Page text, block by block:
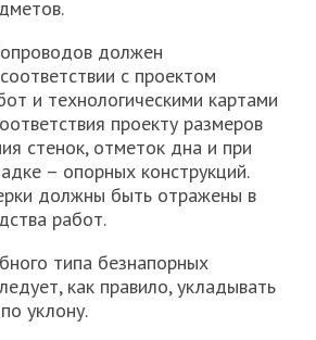
должен
с проектом
и технологическими картами
проекту размеров
стенок, отметок дна и при
– опорных конструкций.
должны быть отражены в
работ.
типа безнапорных
как правило, укладывать
уклону.